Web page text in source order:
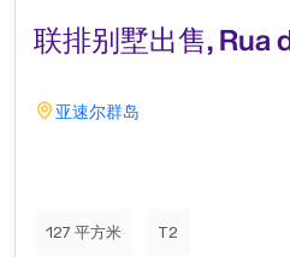
联排别墅出售, Rua
亚速尔群岛
127 平方米 T2